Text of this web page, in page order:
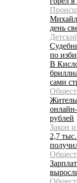
день
по
В
сами
рублей
Закон
2,7